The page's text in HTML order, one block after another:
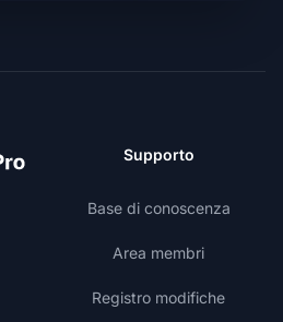
Supporto
Base di conoscenza
Area membri
Registro modifiche